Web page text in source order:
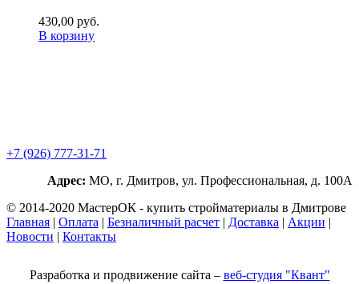
430,00 руб.
В корзину
+7 (926) 777-31-71
Адрес: МО, г. Дмитров, ул. Профессиональная, д. 100А
© 2014-2020 МастерОК - купить стройматериалы в Дмитрове
Главная | Оплата | Безналичный расчет | Доставка | Акции |
Новости | Контакты
Разработка и продвижение сайта – веб-студия "Квант"